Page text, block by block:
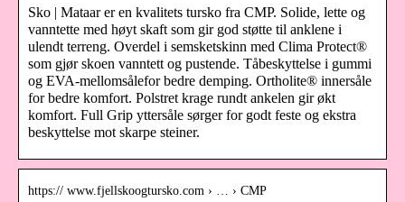
Sko | Mataar er en kvalitets tursko fra CMP. Solide, lette og
vanntette med høyt skaft som gir god støtte til anklene i
ulendt terreng. Overdel i semsketskinn med Clima Protect®
som gjør skoen vanntett og pustende. Tåbeskyttelse i gummi
og EVA-mellomsålefor bedre demping. Ortholite® innersåle
for bedre komfort. Polstret krage rundt ankelen gir økt
komfort. Full Grip yttersåle sørger for godt feste og ekstra
beskyttelse mot skarpe steiner.
https:// www.fjellskoogtursko.com › … › CMP